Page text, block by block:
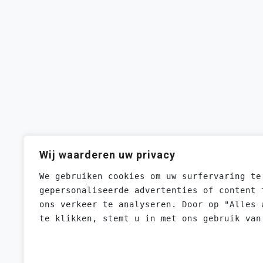
Wij waarderen uw privacy
We gebruiken cookies om uw surfervaring
gepersonaliseerde advertenties of content
ons verkeer te analyseren. Door op "Alles
te klikken, stemt u in met ons gebruik van